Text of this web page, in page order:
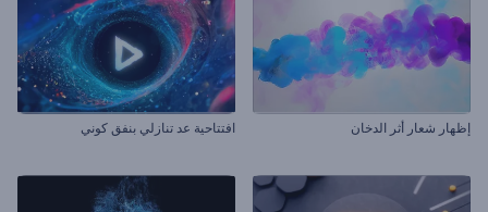
إظهار شعار أثر الدخان افتتاحية عد تنازلي بنفق كوني